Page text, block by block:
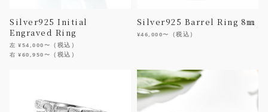
Silver925 Initial
Engraved Ring
左 ¥54,000〜 （税込）
右 ¥60,950〜 （税込）
Silver925 Barrel Ring 8㎜
¥46,000〜 （税込）